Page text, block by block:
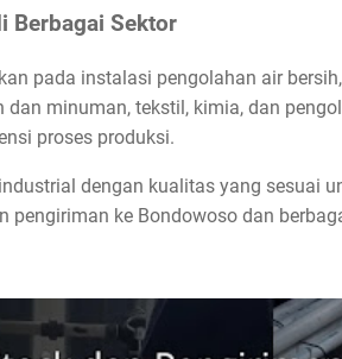
Berbagai Sektor
pada instalasi pengolahan air
minuman, tekstil, kimia, dan
proses produksi.
dengan kualitas yang sesuai
pengiriman ke Bondowoso dan